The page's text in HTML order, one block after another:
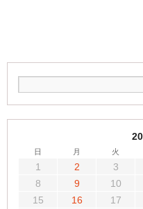
日 月 火
1 2 3
8
9 10
15
16 17